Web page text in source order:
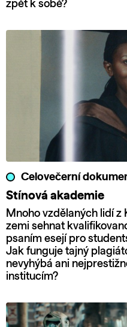
zpět k sobě?
Celovečerní
Stínová akademie
Mnoho vzdělaných lidí z
zemi sehnat
psaním esejí pro
Jak funguje tajný
nevyhýbá ani
institucím?